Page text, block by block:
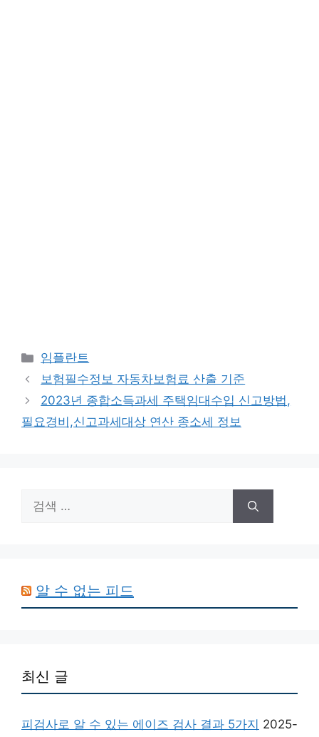
카
테
리
임플란트
보험필수정보 자동차보험료 산출 기준
2023년 종합소득과세 주택임대수입 신고방법,
필요경비,신고과세대상 연산 종소세 정보
색:
알 수 없는 피드
최신 글
피검사로 알 수 있는 에이즈 검사 결과 5가지 2025-